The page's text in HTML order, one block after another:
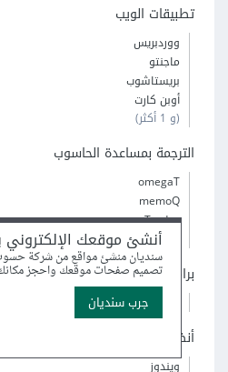
تطبيقات الويب
ووردبريس
ماجنتو
بريستاشوب
أوبن كارت
(و 1 أكثر)
الترجمة بمساعدة الحاسوب
omegaT
memoQ
Trados
Memsource
برامج تخطيط موارد المؤسسات ERP
تطبيقات أودو odoo
أنظمة تشغيل الحواسيب والهواتف
ويندوز